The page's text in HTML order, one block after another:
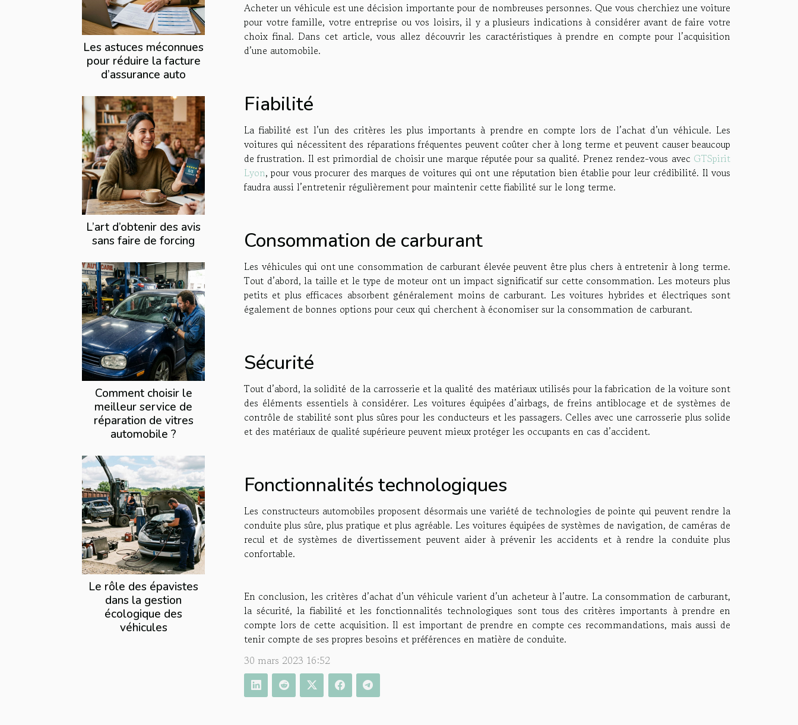
Les astuces méconnues
pour réduire la facture
d’assurance auto
L’art d’obtenir des avis
sans faire de forcing
Comment choisir le
meilleur service de
réparation de vitres
automobile ?
Le rôle des épavistes
dans la gestion
écologique des
véhicules
Acheter un véhicule est une décision importante pour de nombreuses personnes. Que vous cherchiez une voiture
pour votre famille, votre entreprise ou vos loisirs, il y a plusieurs indications à considérer avant de faire votre
choix final. Dans cet article, vous allez découvrir les caractéristiques à prendre en compte pour l’acquisition
d’une automobile.
Fiabilité
La fiabilité est l’un des critères les plus importants à prendre en compte lors de l’achat d’un véhicule. Les
voitures qui nécessitent des réparations fréquentes peuvent coûter cher à long terme et peuvent causer beaucoup
de frustration. Il est primordial de choisir une marque réputée pour sa qualité. Prenez rendez-vous avec GTSpirit
Lyon, pour vous procurer des marques de voitures qui ont une réputation bien établie pour leur crédibilité. Il vous
faudra aussi l’entretenir régulièrement pour maintenir cette fiabilité sur le long terme.
Consommation de carburant
Les véhicules qui ont une consommation de carburant élevée peuvent être plus chers à entretenir à long terme.
Tout d’abord, la taille et le type de moteur ont un impact significatif sur cette consommation. Les moteurs plus
petits et plus efficaces absorbent généralement moins de carburant. Les voitures hybrides et électriques sont
également de bonnes options pour ceux qui cherchent à économiser sur la consommation de carburant.
Sécurité
Tout d’abord, la solidité de la carrosserie et la qualité des matériaux utilisés pour la fabrication de la voiture sont
des éléments essentiels à considérer. Les voitures équipées d’airbags, de freins antiblocage et de systèmes de
contrôle de stabilité sont plus sûres pour les conducteurs et les passagers. Celles avec une carrosserie plus solide
et des matériaux de qualité supérieure peuvent mieux protéger les occupants en cas d’accident.
Fonctionnalités technologiques
Les constructeurs automobiles proposent désormais une variété de technologies de pointe qui peuvent rendre la
conduite plus sûre, plus pratique et plus agréable. Les voitures équipées de systèmes de navigation, de caméras de
recul et de systèmes de divertissement peuvent aider à prévenir les accidents et à rendre la conduite plus
confortable.
En conclusion, les critères d’achat d’un véhicule varient d’un acheteur à l’autre. La consommation de carburant,
la sécurité, la fiabilité et les fonctionnalités technologiques sont tous des critères importants à prendre en
compte lors de cette acquisition. Il est important de prendre en compte ces recommandations, mais aussi de
tenir compte de ses propres besoins et préférences en matière de conduite.
30 mars 2023 16:52